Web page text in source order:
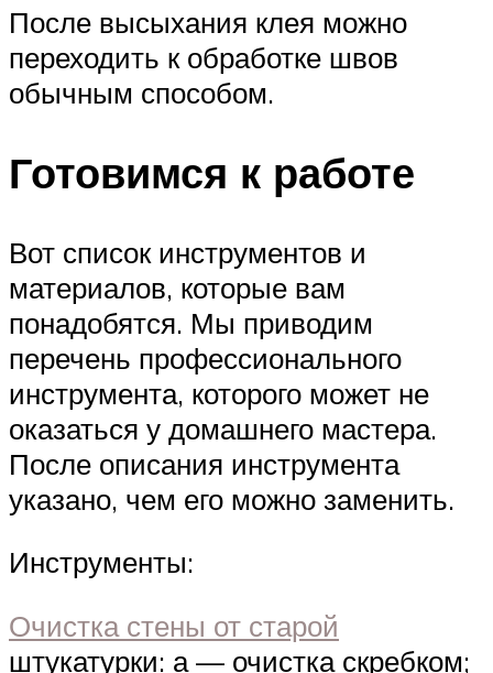
После высыхания клея можно
переходить к обработке швов
обычным способом.
Готовимся к работе
Вот список инструментов и
материалов, которые вам
понадобятся. Мы приводим
перечень профессионального
инструмента, которого может не
оказаться у домашнего мастера.
После описания инструмента
указано, чем его можно заменить.
Инструменты:
Очистка стены от старой
штукатурки: а — очистка скребком;